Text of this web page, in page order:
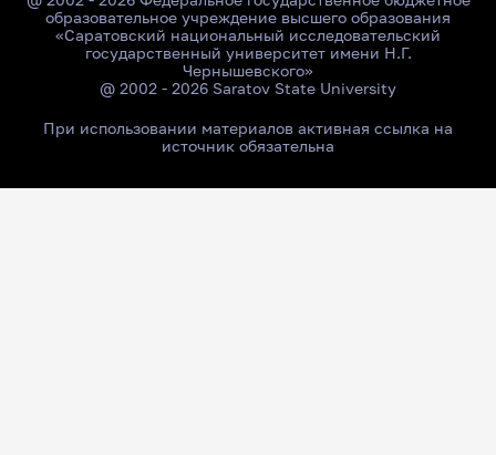
образовательное учреждение высшего образования
«Саратовский национальный исследовательский
государственный университет имени Н.Г.
Чернышевского»
@ 2002 - 2026 Saratov State University
При использовании материалов активная ссылка на
источник обязательна